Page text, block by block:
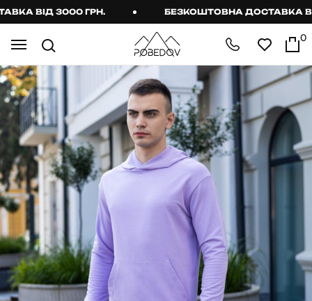
ВІД 3000 ГРН. БЕЗКОШТОВНА ДОСТАВКА ВІД
0